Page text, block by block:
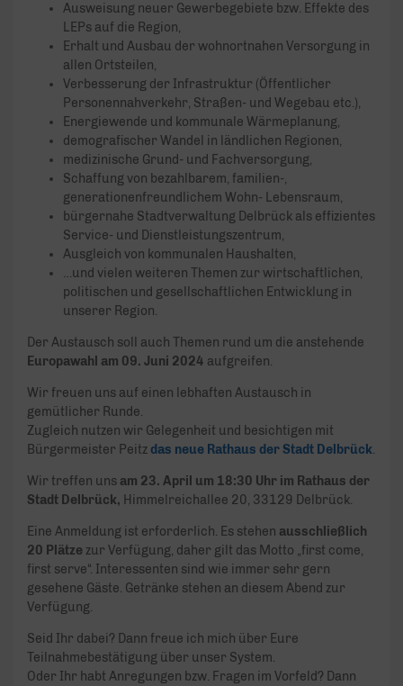
Ausweisung neuer Gewerbegebiete bzw. Effekte des
LEPs auf die Region,
Erhalt und Ausbau der wohnortnahen Versorgung in
allen Ortsteilen,
Verbesserung der Infrastruktur (Öffentlicher
Personennahverkehr, Straßen- und Wegebau etc.),
Energiewende und kommunale Wärmeplanung,
demografischer Wandel in ländlichen Regionen,
medizinische Grund- und Fachversorgung,
Schaffung von bezahlbarem, familien-,
generationenfreundlichem Wohn- Lebensraum,
bürgernahe Stadtverwaltung Delbrück als effizientes
Service- und Dienstleistungszentrum,
Ausgleich von kommunalen Haushalten,
…und vielen weiteren Themen zur wirtschaftlichen,
politischen und gesellschaftlichen Entwicklung in
unserer Region.
Der Austausch soll auch Themen rund um die anstehende
Europawahl am 09. Juni 2024 aufgreifen.
Wir freuen uns auf einen lebhaften Austausch in
gemütlicher Runde.
Zugleich nutzen wir Gelegenheit und besichtigen mit
Bürgermeister Peitz das neue Rathaus der Stadt Delbrück.
Wir treffen uns am 23. April um 18:30 Uhr im Rathaus der
Stadt Delbrück, Himmelreichallee 20, 33129 Delbrück.
Eine Anmeldung ist erforderlich. Es stehen ausschließlich
20 Plätze zur Verfügung, daher gilt das Motto „first come,
first serve“. Interessenten sind wie immer sehr gern
gesehene Gäste. Getränke stehen an diesem Abend zur
Verfügung.
Seid Ihr dabei? Dann freue ich mich über Eure
Teilnahmebestätigung über unser System.
Oder Ihr habt Anregungen bzw. Fragen im Vorfeld? Dann